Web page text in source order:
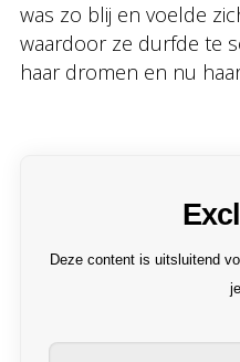
was zo blij en voelde
waardoor ze durfde te
haar dromen en nu
Deze content is uitsluitend